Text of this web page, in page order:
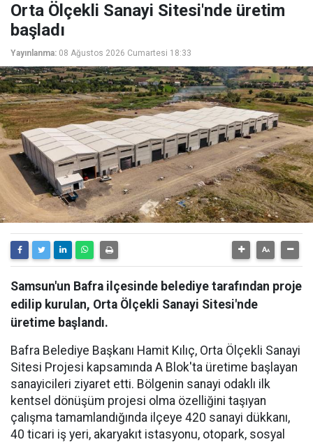
Orta Ölçekli Sanayi Sitesi'nde üretim
başladı
Yayınlanma: 08 Ağustos 2026 Cumartesi 18:33
Samsun'un Bafra ilçesinde belediye tarafından proje
edilip kurulan, Orta Ölçekli Sanayi Sitesi'nde
üretime başlandı.
Bafra Belediye Başkanı Hamit Kılıç, Orta Ölçekli Sanayi
Sitesi Projesi kapsamında A Blok'ta üretime başlayan
sanayicileri ziyaret etti. Bölgenin sanayi odaklı ilk
kentsel dönüşüm projesi olma özelliğini taşıyan
çalışma tamamlandığında ilçeye 420 sanayi dükkanı,
40 ticari iş yeri, akaryakıt istasyonu, otopark, sosyal